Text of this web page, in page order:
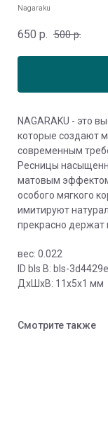
Nagaraku
650 р. 500 р.
NAGARAKU - это
которые создают
современным
Ресницы
матовым
особого мягкого
имитируют
прекрасно держат
вес: 0.022
ID bls В: bls-
ДxШxВ: 11x5x1 мм
Смотрите также